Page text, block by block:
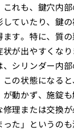
これも、鍵穴内
していたり、鍵
す。特に、質
状が出やすくな
、シリンダー内
の状態になる
が動かず、施錠
修理または交換
た」というの